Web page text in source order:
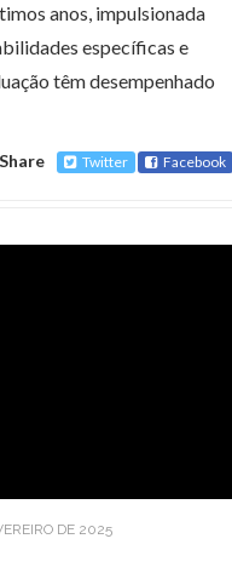
anos, impulsionada
específicas e
têm desempenhado
Share Twitter Facebook
DE 2025